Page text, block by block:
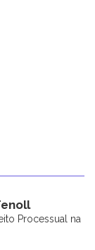
Processual na